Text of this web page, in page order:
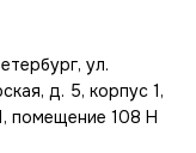
ул.
д. 5, корпус 1,
помещение 108 Н